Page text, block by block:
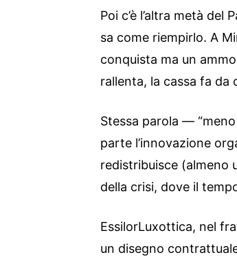
Poi c’è l’altra metà del
sa come riempirlo. A
conquista ma un
rallenta, la cassa fa da
Stessa parola —
parte l’innovazione
redistribuisce (almeno
della crisi, dove il
EssilorLuxottica, nel
un disegno